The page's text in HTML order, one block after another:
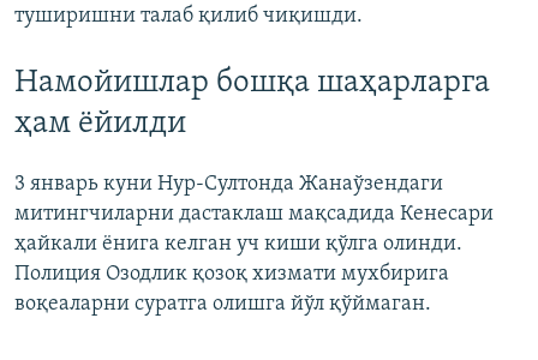
туширишни талаб қилиб чиқишди.
Намойишлар бошқа шаҳарларга
ҳам ёйилди
3 январь куни Нур-Султонда Жанаўзендаги
митингчиларни дастаклаш мақсадида Кенесари
ҳайкали ёнига келган уч киши қўлга олинди.
Полиция Озодлик қозоқ хизмати мухбирига
воқеаларни суратга олишга йўл қўймаган.